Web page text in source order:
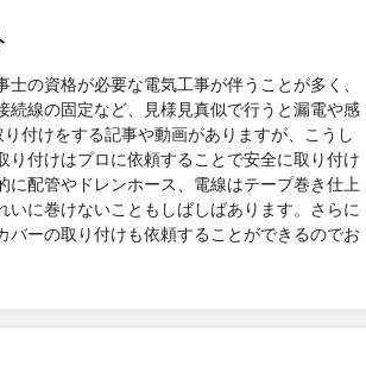
の資格が必要な電気工事が伴うことが多く、
続線の固定など、見様見真似で行うと漏電や感
付けをする記事や動画がありますが、こうし
り付けはプロに依頼することで安全に取り付け
配管やドレンホース、電線はテープ巻き仕上
に巻けないこともしばしばあります。さらに
バーの取り付けも依頼することができるのでお